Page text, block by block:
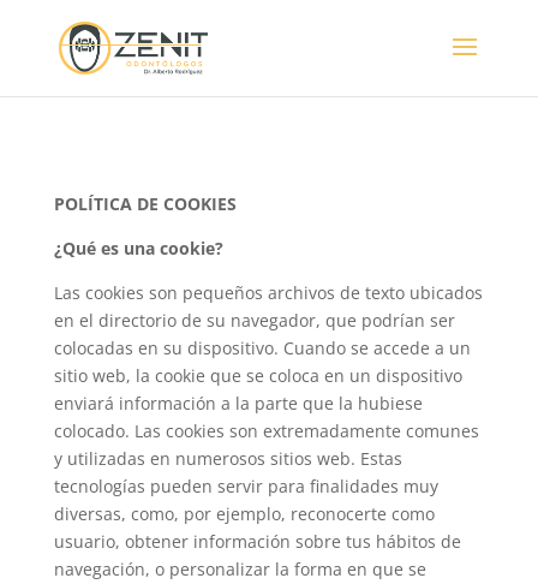
POLÍTICA DE COOKIES
¿Qué es una cookie?
Las cookies son pequeños archivos de texto ubicados
en el directorio de su navegador, que podrían ser
colocadas en su dispositivo. Cuando se accede a un
sitio web, la cookie que se coloca en un dispositivo
enviará información a la parte que la hubiese
colocado. Las cookies son extremadamente comunes
y utilizadas en numerosos sitios web. Estas
tecnologías pueden servir para finalidades muy
diversas, como, por ejemplo, reconocerte como
usuario, obtener información sobre tus hábitos de
navegación, o personalizar la forma en que se